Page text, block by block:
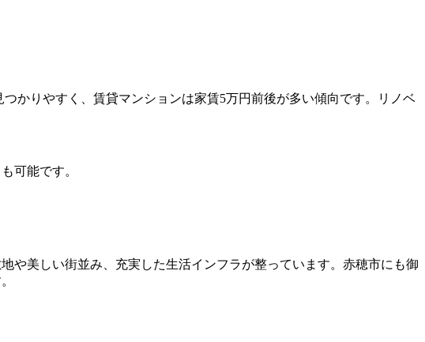
かりやすく、賃貸マンションは家賃5万円前後が多い傾向です。リノベ
可能です。
や美しい街並み、充実した生活インフラが整っています。赤穂市にも御